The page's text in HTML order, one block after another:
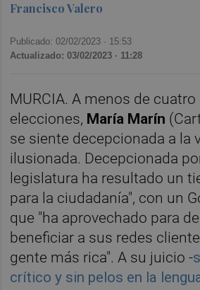
Francisco Valero
Publicado: 02/02/2023 · 15:53
Actualizado: 03/02/2023 · 11:28
MURCIA. A menos de
elecciones, María Marín
se siente decepcionada a la
ilusionada. Decepcionada
legislatura ha resultado un
para la ciudadanía", con un
que "ha aprovechado para
beneficiar a sus redes
gente más rica". A su juicio -
crítico y sin pelos en la